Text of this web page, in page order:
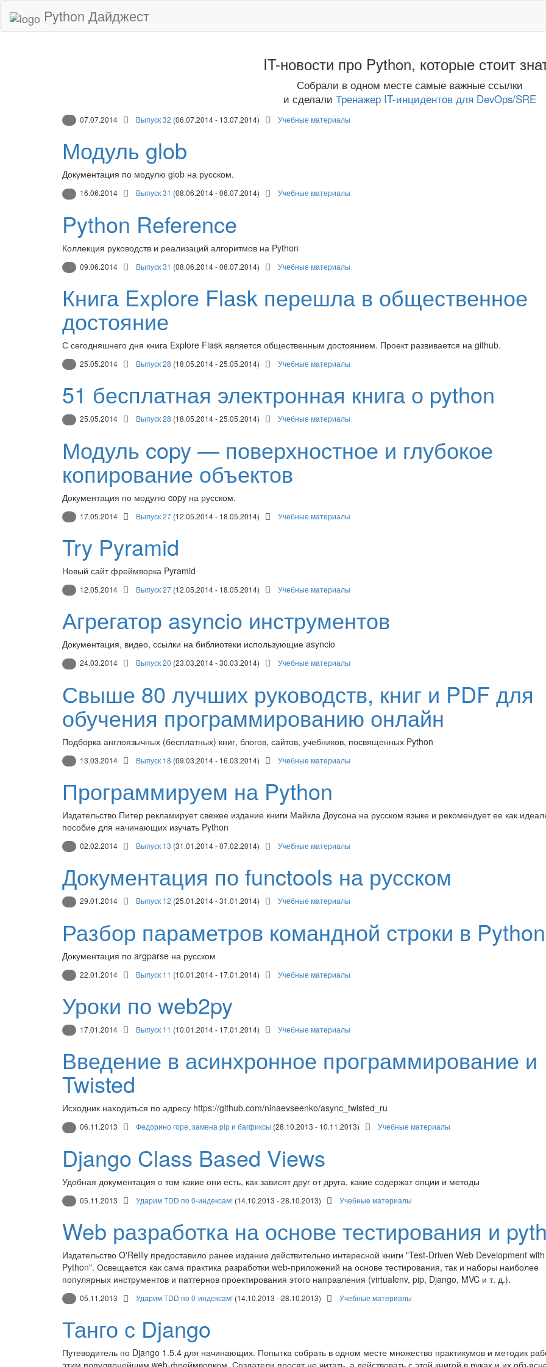
Python Дайджест
IT-новости про Python, которые стоит
Собрали в одном месте самые важные ссылки
и сделали Тренажер IT-инцидентов для DevOps/SRE
07.07.2014 Выпуск 32 (06.07.2014 - 13.07.2014) Учебные материалы
Модуль glob
Документация по модулю glob на русском.
16.06.2014 Выпуск 31 (08.06.2014 - 06.07.2014) Учебные материалы
Python Reference
Коллекция руководств и реализаций алгоритмов на Python
09.06.2014 Выпуск 31 (08.06.2014 - 06.07.2014) Учебные материалы
Книга Explore Flask перешла в общественное
достояние
С сегодняшнего дня книга Explore Flask является общественным достоянием. Проект развивается на github.
25.05.2014 Выпуск 28 (18.05.2014 - 25.05.2014) Учебные материалы
51 бесплатная электронная книга о python
25.05.2014 Выпуск 28 (18.05.2014 - 25.05.2014) Учебные материалы
Модуль copy — поверхностное и глубокое
копирование объектов
Документация по модулю copy на русском.
17.05.2014 Выпуск 27 (12.05.2014 - 18.05.2014) Учебные материалы
Try Pyramid
Новый сайт фреймворка Pyramid
12.05.2014 Выпуск 27 (12.05.2014 - 18.05.2014) Учебные материалы
Агрегатор asyncio инструментов
Документация, видео, ссылки на библиотеки использующие asyncio
24.03.2014 Выпуск 20 (23.03.2014 - 30.03.2014) Учебные материалы
Свыше 80 лучших руководств, книг и PDF для
обучения программированию онлайн
Подборка англоязычных (бесплатных) книг, блогов, сайтов, учебников, посвященных Python
13.03.2014 Выпуск 18 (09.03.2014 - 16.03.2014) Учебные материалы
Программируем на Python
Издательство Питер рекламирует свежее издание книги Майкла Доусона на русском языке и рекомендует ее как
пособие для начинающих изучать Python
02.02.2014 Выпуск 13 (31.01.2014 - 07.02.2014) Учебные материалы
Документация по functools на русском
29.01.2014 Выпуск 12 (25.01.2014 - 31.01.2014) Учебные материалы
Разбор параметров командной строки в Python
Документация по argparse на русском
22.01.2014 Выпуск 11 (10.01.2014 - 17.01.2014) Учебные материалы
Уроки по web2py
17.01.2014 Выпуск 11 (10.01.2014 - 17.01.2014) Учебные материалы
Введение в асинхронное программирование и
Twisted
Исходник находиться по адресу https://github.com/ninaevseenko/async_twisted_ru
06.11.2013 Федорино горе, замена pip и багфиксы (28.10.2013 - 10.11.2013) Учебные материалы
Django Class Based Views
Удобная документация о том какие они есть, как зависят друг от друга, какие содержат опции и методы
05.11.2013 Ударим TDD по 0-индексам! (14.10.2013 - 28.10.2013) Учебные материалы
Web разработка на основе тестирования и
Издательство O'Reilly предоставило ранее издание действительно интересной книги "Test-Driven Web Development with
Python". Освещается как сама практика разработки web-приложений на основе тестирования, так и наборы наиболее
популярных инструментов и паттернов проектирования этого направления (virtualenv, pip, Django, MVC и т. д.).
05.11.2013 Ударим TDD по 0-индексам! (14.10.2013 - 28.10.2013) Учебные материалы
Танго с Django
Путеводитель по Django 1.5.4 для начинающих. Попытка собрать в одном месте множество практикумов и методик